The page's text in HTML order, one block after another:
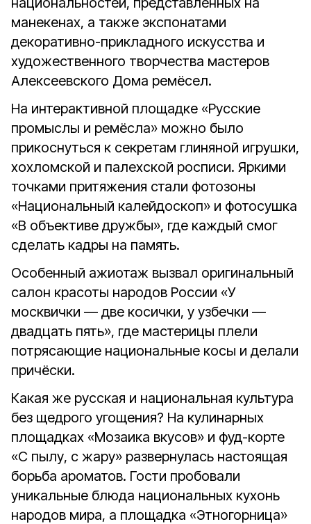
манекенах, а также экспонатами
декоративно-прикладного искусства и
художественного творчества мастеров
Алексеевского Дома ремёсел.
На интерактивной площадке «Русские
промыслы и ремёсла» можно было
прикоснуться к секретам глиняной игрушки,
хохломской и палехской росписи. Яркими
точками притяжения стали фотозоны
«Национальный калейдоскоп» и фотосушка
«В объективе дружбы», где каждый смог
сделать кадры на память.
Особенный ажиотаж вызвал оригинальный
салон красоты народов России «У
москвички — две косички, у узбечки —
двадцать пять», где мастерицы плели
потрясающие национальные косы и делали
причёски.
Какая же русская и национальная культура
без щедрого угощения? На кулинарных
площадках «Мозаика вкусов» и фуд-корте
«С пылу, с жару» развернулась настоящая
борьба ароматов. Гости пробовали
уникальные блюда национальных кухонь
народов мира, а площадка «Этногорница»